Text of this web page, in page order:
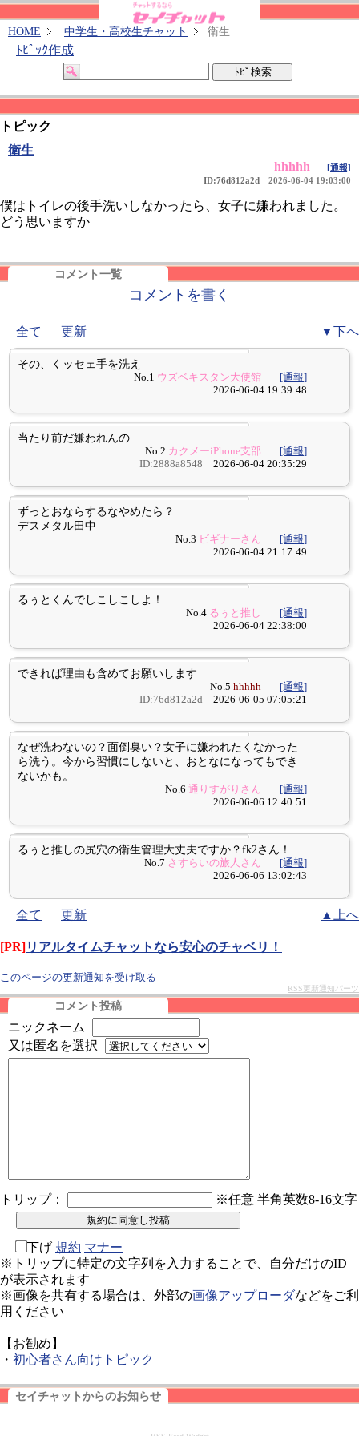
HOME 中学生・高校生チャット 衛生
ﾄﾋﾟｯｸ作成
トピック
衛生
hhhhh
[通報]
ID:76d812a2d 2026-06-04 19:03:00
僕はトイレの後手洗いしなかったら、女子に嫌われました。
どう思いますか
コメント一覧
コメントを書く
全て 更新 ▼下へ
その、くッセェ手を洗え
No.1 ウズベキスタン大使館
[通報]
2026-06-04 19:39:48
当たり前だ嫌われんの
No.2 カクメーiPhone支部
[通報]
ID:2888a8548 2026-06-04 20:35:29
ずっとおならするなやめたら？
デスメタル田中
No.3 ビギナーさん
[通報]
2026-06-04 21:17:49
るぅとくんでしこしこしよ！
No.4 るぅと推し
[通報]
2026-06-04 22:38:00
できれば理由も含めてお願いします
No.5hhhhh
[通報]
ID:76d812a2d 2026-06-05 07:05:21
なぜ洗わないの？面倒臭い？女子に嫌われたくなかった
ら洗う。今から習慣にしないと、おとなになってもでき
ないかも。
No.6通りすがりさん
[通報]
2026-06-06 12:40:51
るぅと推しの尻穴の衛生管理大丈夫ですか？fk2さん！
No.7 さすらいの旅人さん
[通報]
2026-06-06 13:02:43
全て 更新 ▲上へ
[PR]リアルタイムチャットなら安心のチャベリ！
このページの更新通知を受け取る
RSS更新通知パーツ
コメント投稿
ニックネーム
又は匿名を選択
トリップ： ※任意 半角英数8-16文字
下げ 規約 マナー
※トリップに特定の文字列を入力することで、自分だけのID
が表示されます
※画像を共有する場合は、外部の画像アップローダなどをご利
用ください
【お勧め】
・ 初心者さん向けトピック
セイチャットからのお知らせ